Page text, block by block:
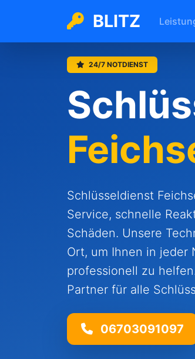
BLITZ
24/7 NOTDIENST
Schlüsseldienst
Service, schnelle
Schäden. Unsere
Ort, um Ihnen in jeder
professionell zu
Partner für alle
06703091097